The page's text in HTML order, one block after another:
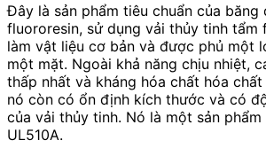
Đây là sản phẩm tiêu chuẩn của băng
fluororesin, sử dụng vải thủy tinh tẩm
làm vật liệu cơ bản và được phủ một
một mặt. Ngoài khả năng chịu nhiệt,
thấp nhất và kháng hóa chất hóa
nó còn có ổn định kích thước và có
của vải thủy tinh. Nó là một sản
UL510A.